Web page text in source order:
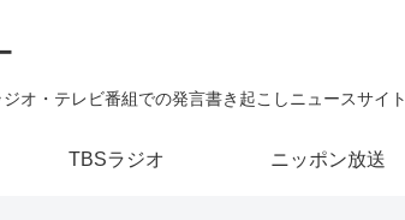
オ・テレビ番組での発言書き起こしニュースサイト
TBSラジオ ニッポン放送